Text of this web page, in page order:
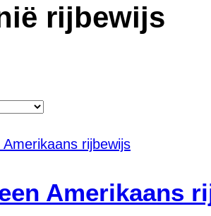
rijbewijs
Amerikaans